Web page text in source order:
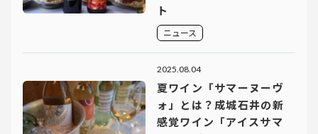
ト
ニュース
2025.08.04
夏ワイン「サマーヌーヴ
ォ」とは？成城石井の新
感覚ワイン「アイスサマ